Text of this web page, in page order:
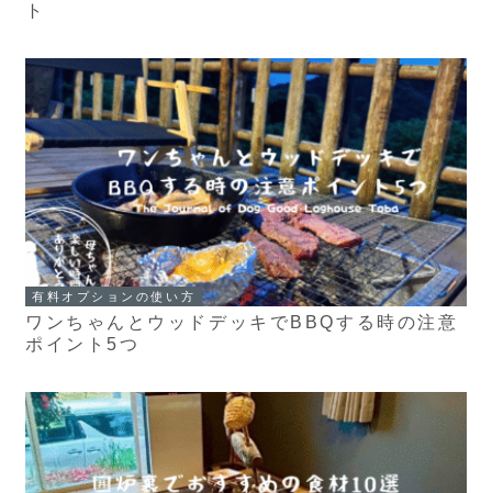
ト
有料オプションの使い方
ワンちゃんとウッドデッキでBBQする時の注意
ポイント5つ